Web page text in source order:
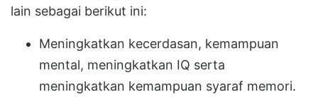
lain sebagai berikut ini:
Meningkatkan kecerdasan, kemampuan
mental, meningkatkan IQ serta
meningkatkan kemampuan syaraf memori.